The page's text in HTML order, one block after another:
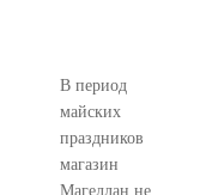
В период
майских
праздников
магазин
Магеллан не